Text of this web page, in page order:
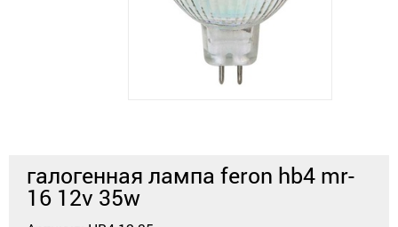
галогенная лампа feron hb4 mr-
16 12v 35w